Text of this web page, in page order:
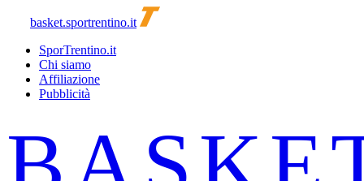
basket.sportrentino.it
SporTrentino.it
Chi siamo
Affiliazione
Pubblicità